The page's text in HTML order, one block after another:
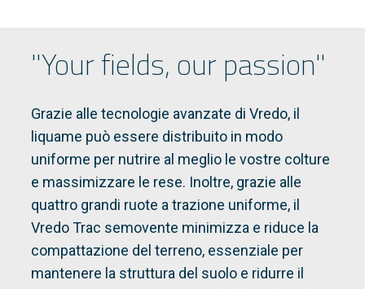
"Your fields, our passion"
Grazie alle tecnologie avanzate di Vredo, il
liquame può essere distribuito in modo
uniforme per nutrire al meglio le vostre colture
e massimizzare le rese. Inoltre, grazie alle
quattro grandi ruote a trazione uniforme, il
Vredo Trac semovente minimizza e riduce la
compattazione del terreno, essenziale per
mantenere la struttura del suolo e ridurre il